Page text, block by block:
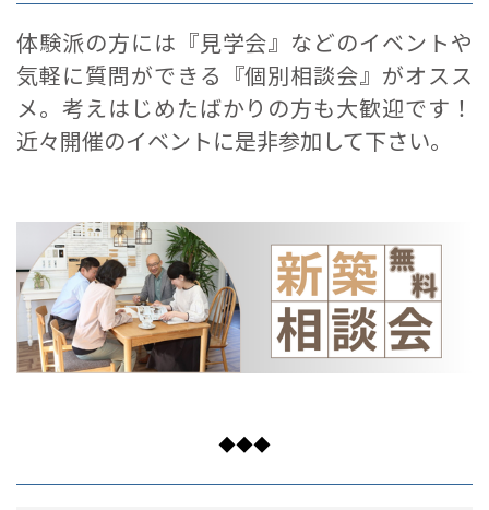
体験派の方には『見学会』などのイベントや
気軽に質問ができる『個別相談会』がオスス
メ。考えはじめたばかりの方も大歓迎です！
近々開催のイベントに是非参加して下さい。
◆◆◆